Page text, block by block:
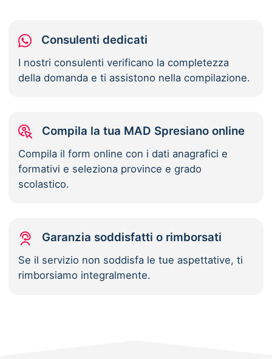
Consulenti dedicati
I nostri consulenti verificano la completezza
della domanda e ti assistono nella compilazione.
Compila la tua MAD Spresiano online
Compila il form online con i dati anagrafici e
formativi e seleziona province e grado
scolastico.
Garanzia soddisfatti o rimborsati
Se il servizio non soddisfa le tue aspettative, ti
rimborsiamo integralmente.